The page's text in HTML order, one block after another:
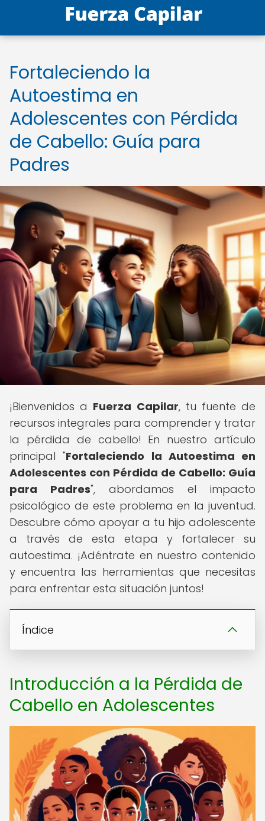
Fortaleciendo la
Autoestima en
Adolescentes con Pérdida
de Cabello: Guía para
Padres
¡Bienvenidos a Fuerza Capilar, tu fuente de
recursos integrales para comprender y tratar
la pérdida de cabello! En nuestro artículo
principal "Fortaleciendo la Autoestima en
Adolescentes con Pérdida de Cabello: Guía
para Padres", abordamos el impacto
psicológico de este problema en la juventud.
Descubre cómo apoyar a tu hijo adolescente
a través de esta etapa y fortalecer su
autoestima. ¡Adéntrate en nuestro contenido
y encuentra las herramientas que necesitas
para enfrentar esta situación juntos!
Índice
Introducción a la Pérdida de
Cabello en Adolescentes